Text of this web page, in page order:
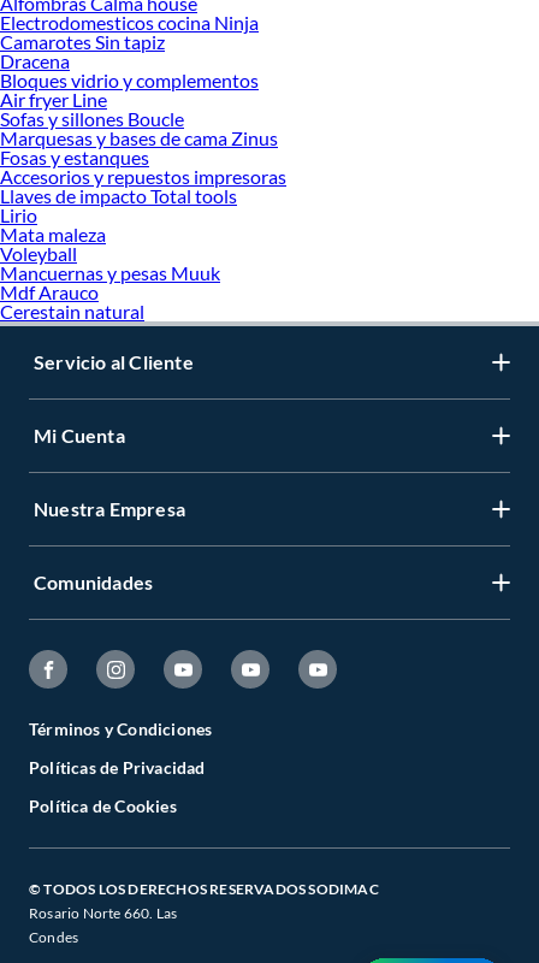
Electrodomesticos cocina Ninja
Camarotes Sin tapiz
Dracena
Bloques vidrio y complementos
Air fryer Line
Sofas y sillones Boucle
Marquesas y bases de cama Zinus
Fosas y estanques
Accesorios y repuestos impresoras
Llaves de impacto Total tools
Lirio
Mata maleza
Voleyball
Mancuernas y pesas Muuk
Mdf Arauco
Cerestain natural
Servicio al Cliente
Mi Cuenta
Nuestra Empresa
Comunidades
Términos y Condiciones
Políticas de Privacidad
Política de Cookies
© TODOS LOS DERECHOS RESERVADOS SODIMAC
Rosario Norte 660. Las
Condes